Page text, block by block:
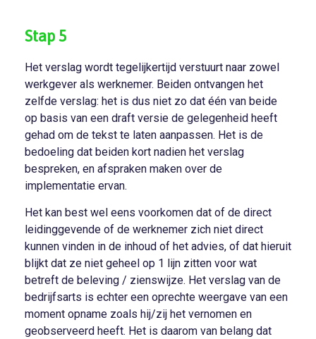
Stap 5
Het verslag wordt tegelijkertijd verstuurt naar zowel
werkgever als werknemer. Beiden ontvangen het
zelfde verslag: het is dus niet zo dat één van beide
op basis van een draft versie de gelegenheid heeft
gehad om de tekst te laten aanpassen. Het is de
bedoeling dat beiden kort nadien het verslag
bespreken, en afspraken maken over de
implementatie ervan.
Het kan best wel eens voorkomen dat of de direct
leidinggevende of de werknemer zich niet direct
kunnen vinden in de inhoud of het advies, of dat hieruit
blijkt dat ze niet geheel op 1 lijn zitten voor wat
betreft de beleving / zienswijze. Het verslag van de
bedrijfsarts is echter een oprechte weergave van een
moment opname zoals hij/zij het vernomen en
geobserveerd heeft. Het is daarom van belang dat